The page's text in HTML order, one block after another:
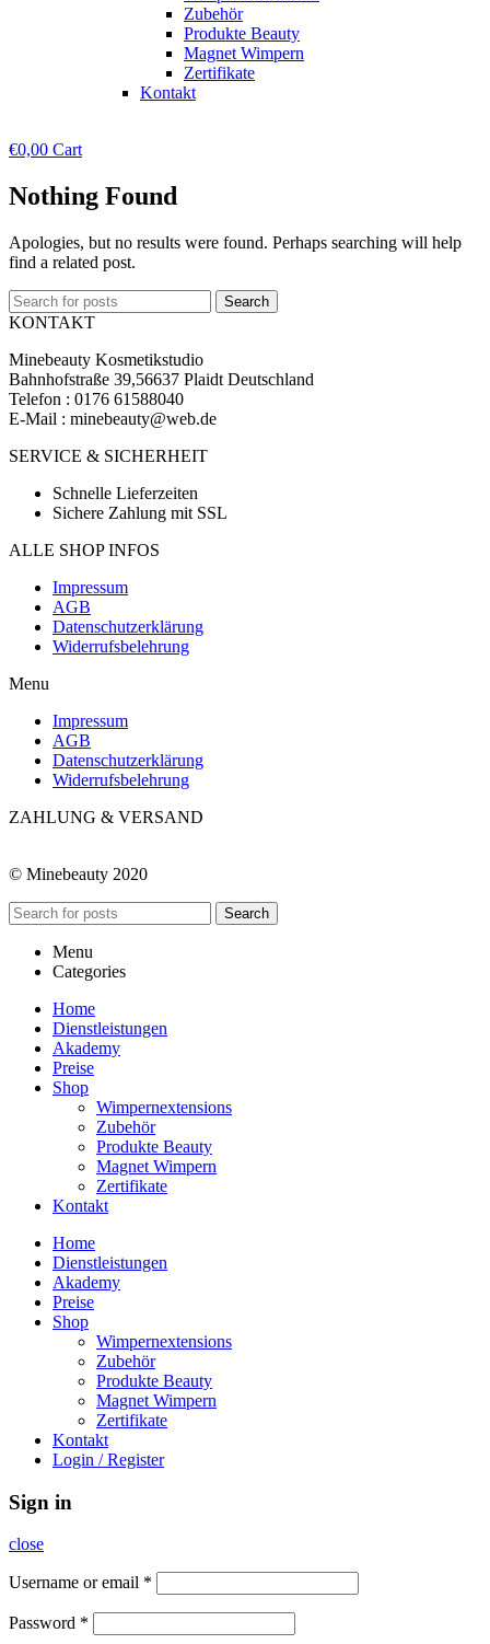
Zubehör
Produkte Beauty
Magnet Wimpern
Zertifikate
Kontakt
€0,00 Cart
Nothing Found
Apologies, but no results were found. Perhaps searching will help
find a related post.
Search
KONTAKT
Minebeauty Kosmetikstudio
Bahnhofstraße 39,56637 Plaidt Deutschland
Telefon : ‭‭0176 61588040‬‬
E-Mail : minebeauty@web.de
SERVICE & SICHERHEIT
Schnelle Lieferzeiten
Sichere Zahlung mit SSL
ALLE SHOP INFOS
Impressum
AGB
Datenschutzerklärung
Widerrufsbelehrung
Menu
Impressum
AGB
Datenschutzerklärung
Widerrufsbelehrung
ZAHLUNG & VERSAND
© Minebeauty 2020
Search
Menu
Categories
Home
Dienstleistungen
Akademy
Preise
Shop
Wimpernextensions
Zubehör
Produkte Beauty
Magnet Wimpern
Zertifikate
Kontakt
Home
Dienstleistungen
Akademy
Preise
Shop
Wimpernextensions
Zubehör
Produkte Beauty
Magnet Wimpern
Zertifikate
Kontakt
Login / Register
Sign in
close
Username or email *
Password *